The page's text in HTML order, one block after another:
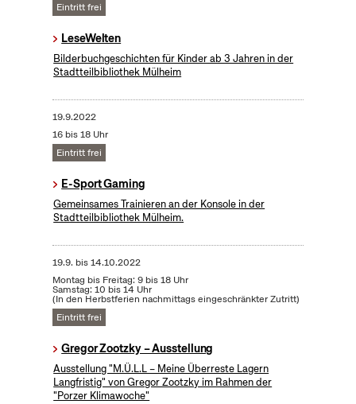
Eintritt frei
LeseWelten
Bilderbuchgeschichten für Kinder ab 3 Jahren in der
Stadtteilbibliothek Mülheim
19.9.2022
16 bis 18 Uhr
Eintritt frei
E-Sport Gaming
Gemeinsames Trainieren an der Konsole in der
Stadtteilbibliothek Mülheim.
19.9. bis14.10.2022
Montag bis Freitag: 9 bis 18 Uhr
Samstag: 10 bis 14 Uhr
(In den Herbstferien nachmittags eingeschränkter Zutritt)
Eintritt frei
Gregor Zootzky – Ausstellung
Ausstellung "M.Ü.L.L – Meine Überreste Lagern
Langfristig" von Gregor Zootzky im Rahmen der
"Porzer Klimawoche"